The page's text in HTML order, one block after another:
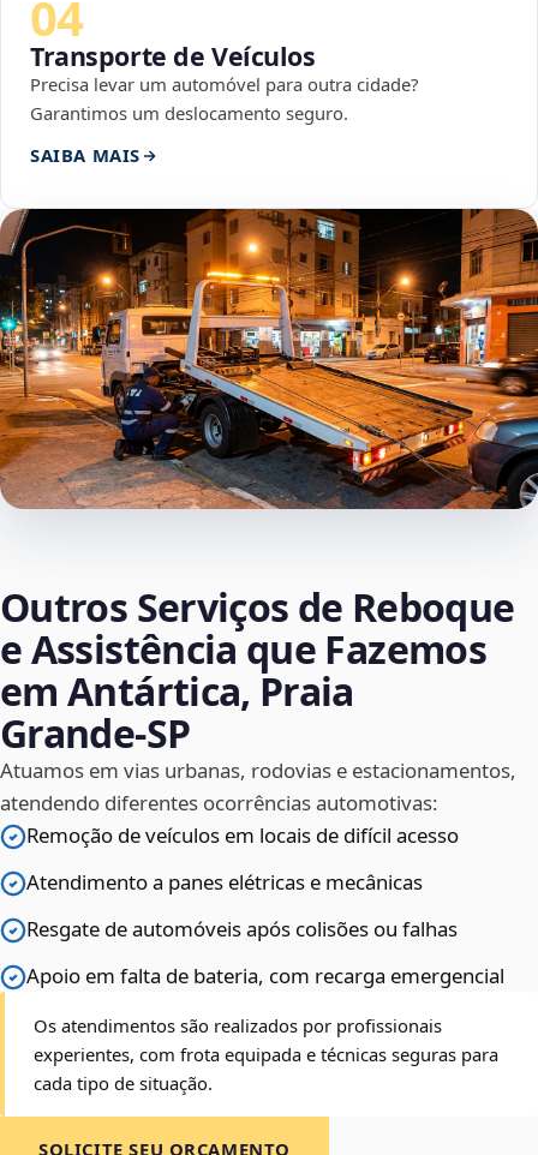
04
Transporte de Veículos
Precisa levar um automóvel para outra cidade?
Garantimos um deslocamento seguro.
SAIBA MAIS
Outros Serviços de Reboque
e Assistência que Fazemos
em Antártica, Praia
Grande‑SP
Atuamos em vias urbanas, rodovias e estacionamentos,
atendendo diferentes ocorrências automotivas:
Remoção de veículos em locais de difícil acesso
Atendimento a panes elétricas e mecânicas
Resgate de automóveis após colisões ou falhas
Apoio em falta de bateria, com recarga emergencial
Os atendimentos são realizados por profissionais
experientes, com frota equipada e técnicas seguras para
cada tipo de situação.
SOLICITE SEU ORÇAMENTO